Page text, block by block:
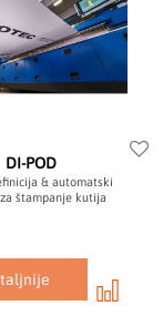
DI-POD
& automatski
štampanje kutija